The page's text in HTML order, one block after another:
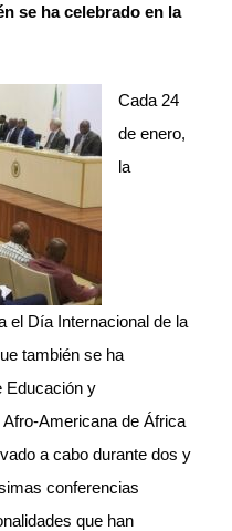
se ha celebrado en la
Cada 24
de enero,
la
el Día Internacional de la
también se ha
Educación y
Americana de África
a cabo durante dos y
conferencias
que han